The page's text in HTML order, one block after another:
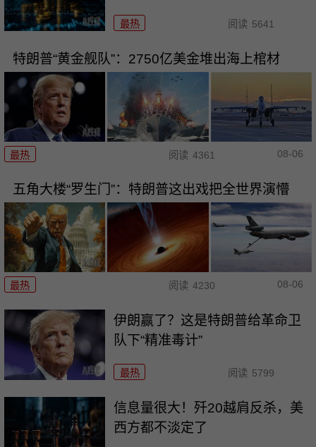
最热 阅读 5641
特朗普“黄金舰队”：2750亿美金堆出海上棺材
最热 阅读 4361 08-06
五角大楼“罗生门”：特朗普这出戏把全世界演懵
最热 阅读 4230 08-06
伊朗赢了？这是特朗普给革命卫
队下“精准毒计”
最热 阅读 5799
信息量很大！歼20越肩反杀，美
西方都不淡定了